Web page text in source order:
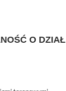
O DZIAŁ